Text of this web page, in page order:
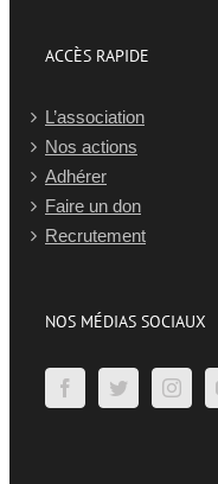
ACCÈS RAPIDE
L’association
Nos actions
Adhérer
Faire un don
Recrutement
NOS MÉDIAS SOCIAUX